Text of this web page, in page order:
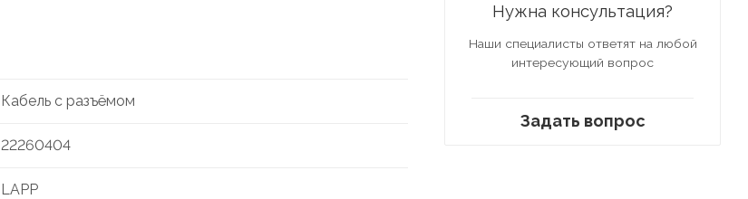
Кабель с разъёмом
22260404
LAPP
Нужна консультация?
Наши специалисты ответят на любой
интересующий вопрос
Задать вопрос